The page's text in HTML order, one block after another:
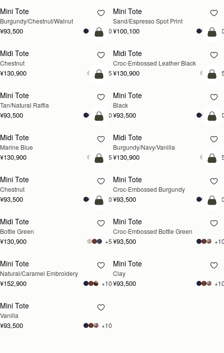
新登場
Mini Tote
Burgundy/Chestnut/Walnut
¥93,500 +10
Mini Tote
Sand/Espresso Spot Print
¥100,100
カートに追加
Midi Tote
Chestnut
¥130,900 +5
カ
Midi Tote
Croc-Embossed Leather Black
¥130,900
カートに追加
Mini Tote
Tan/Natural Raffia
¥93,500 +10
カ
Mini Tote
Black
¥93,500
カートに追加
Midi Tote
Marine Blue
¥130,900 +5
カ
Midi Tote
Burgundy/Navy/Vanilla
¥130,900
カートに追加
Mini Tote
Chestnut
¥93,500 +10
カ
Mini Tote
Croc-Embossed Burgundy
¥93,500
カートに追加
Midi Tote
Bottle Green
¥130,900 +5
カ
Mini Tote
Croc-Embossed Bottle Green
¥93,500
再入荷予定
Mini Tote
Natural/Caramel Embroidery
¥152,900 +10
再入荷予定
Mini Tote
Clay
¥93,500
再入荷予定
Mini Tote
Vanilla
¥93,500 +10